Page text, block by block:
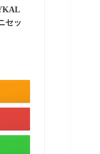
セッ